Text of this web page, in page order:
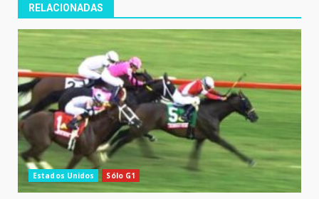
RELACIONADAS
Estados Unidos Sólo G1